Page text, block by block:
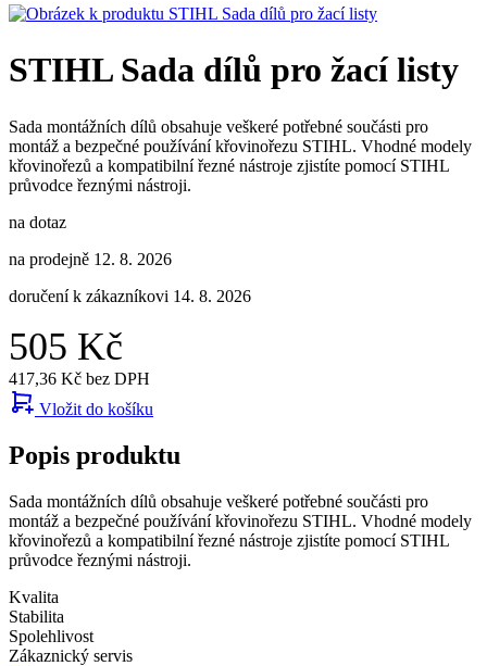
STIHL Sada dílů pro žací listy
Sada montážních dílů obsahuje veškeré potřebné součásti pro
montáž a bezpečné používání křovinořezu STIHL. Vhodné modely
křovinořezů a kompatibilní řezné nástroje zjistíte pomocí STIHL
průvodce řeznými nástroji.
na dotaz
na prodejně 12. 8. 2026
doručení k zákazníkovi 14. 8. 2026
505 Kč
417,36 Kč bez DPH
Vložit do košíku
Popis produktu
Sada montážních dílů obsahuje veškeré potřebné součásti pro
montáž a bezpečné používání křovinořezu STIHL. Vhodné modely
křovinořezů a kompatibilní řezné nástroje zjistíte pomocí STIHL
průvodce řeznými nástroji.
Kvalita
Stabilita
Spolehlivost
Zákaznický servis